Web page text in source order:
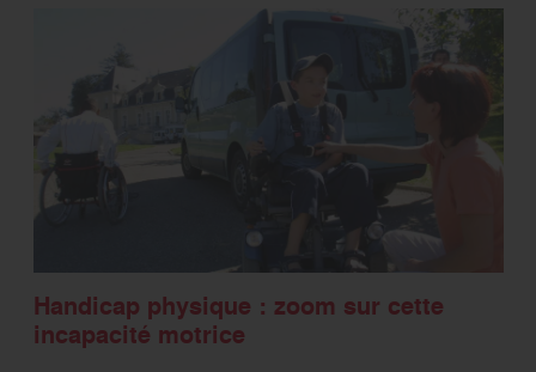
Handicap physique : zoom sur cette
incapacité motrice